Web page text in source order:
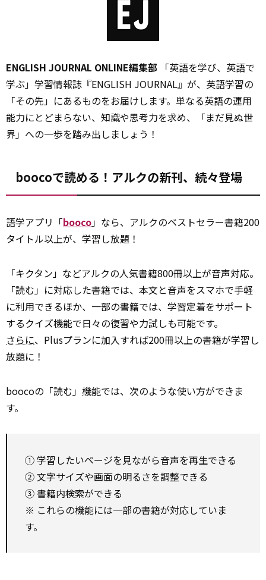
ENGLISH JOURNAL ONLINE編集部 「英語を学び、英語で
学ぶ」学習情報誌『ENGLISH JOURNAL』が、英語学習の
「その先」にあるものをお届けします。単なる英語の運用
能力にとどまらない、知識や思考力を求め、「まだ見ぬ世
界」への一歩を踏み出しましょう！
boocoで読める！アルクの新刊、続々登場
語学アプリ「booco」なら、アルクのベストセラー書籍200
タイトル以上が、学習し放題！
「キクタン」などアルクの人気書籍800冊以上が音声対応。
「読む」に対応した書籍では、本文と音声をスマホで手軽
に利用できるほか、一部の書籍では、学習定着をサポート
するクイズ機能で日々の復習や力試しも可能です。
さらに、Plusプランに加入すれば200冊以上の書籍が学習し
放題に！
boocoの「読む」 機能では、次のような使い方ができま
す。
① 学習したいページを見ながら音声を再生できる
② 文字サイズや画面の明るさを調整できる
③ 書籍内検索ができる
※ これらの機能には一部の書籍が対応していま
す。